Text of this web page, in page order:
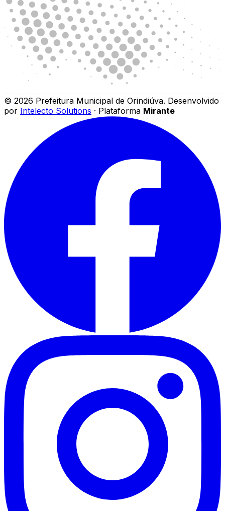
© 2026 Prefeitura Municipal de Orindiúva. Desenvolvido
por Intelecto Solutions · Plataforma Mirante